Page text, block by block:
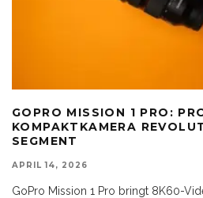
GOPRO MISSION 1 PRO:
KOMPAKTKAMERA
SEGMENT
APRIL 14, 2026
GoPro Mission 1 Pro bringt 8K60-